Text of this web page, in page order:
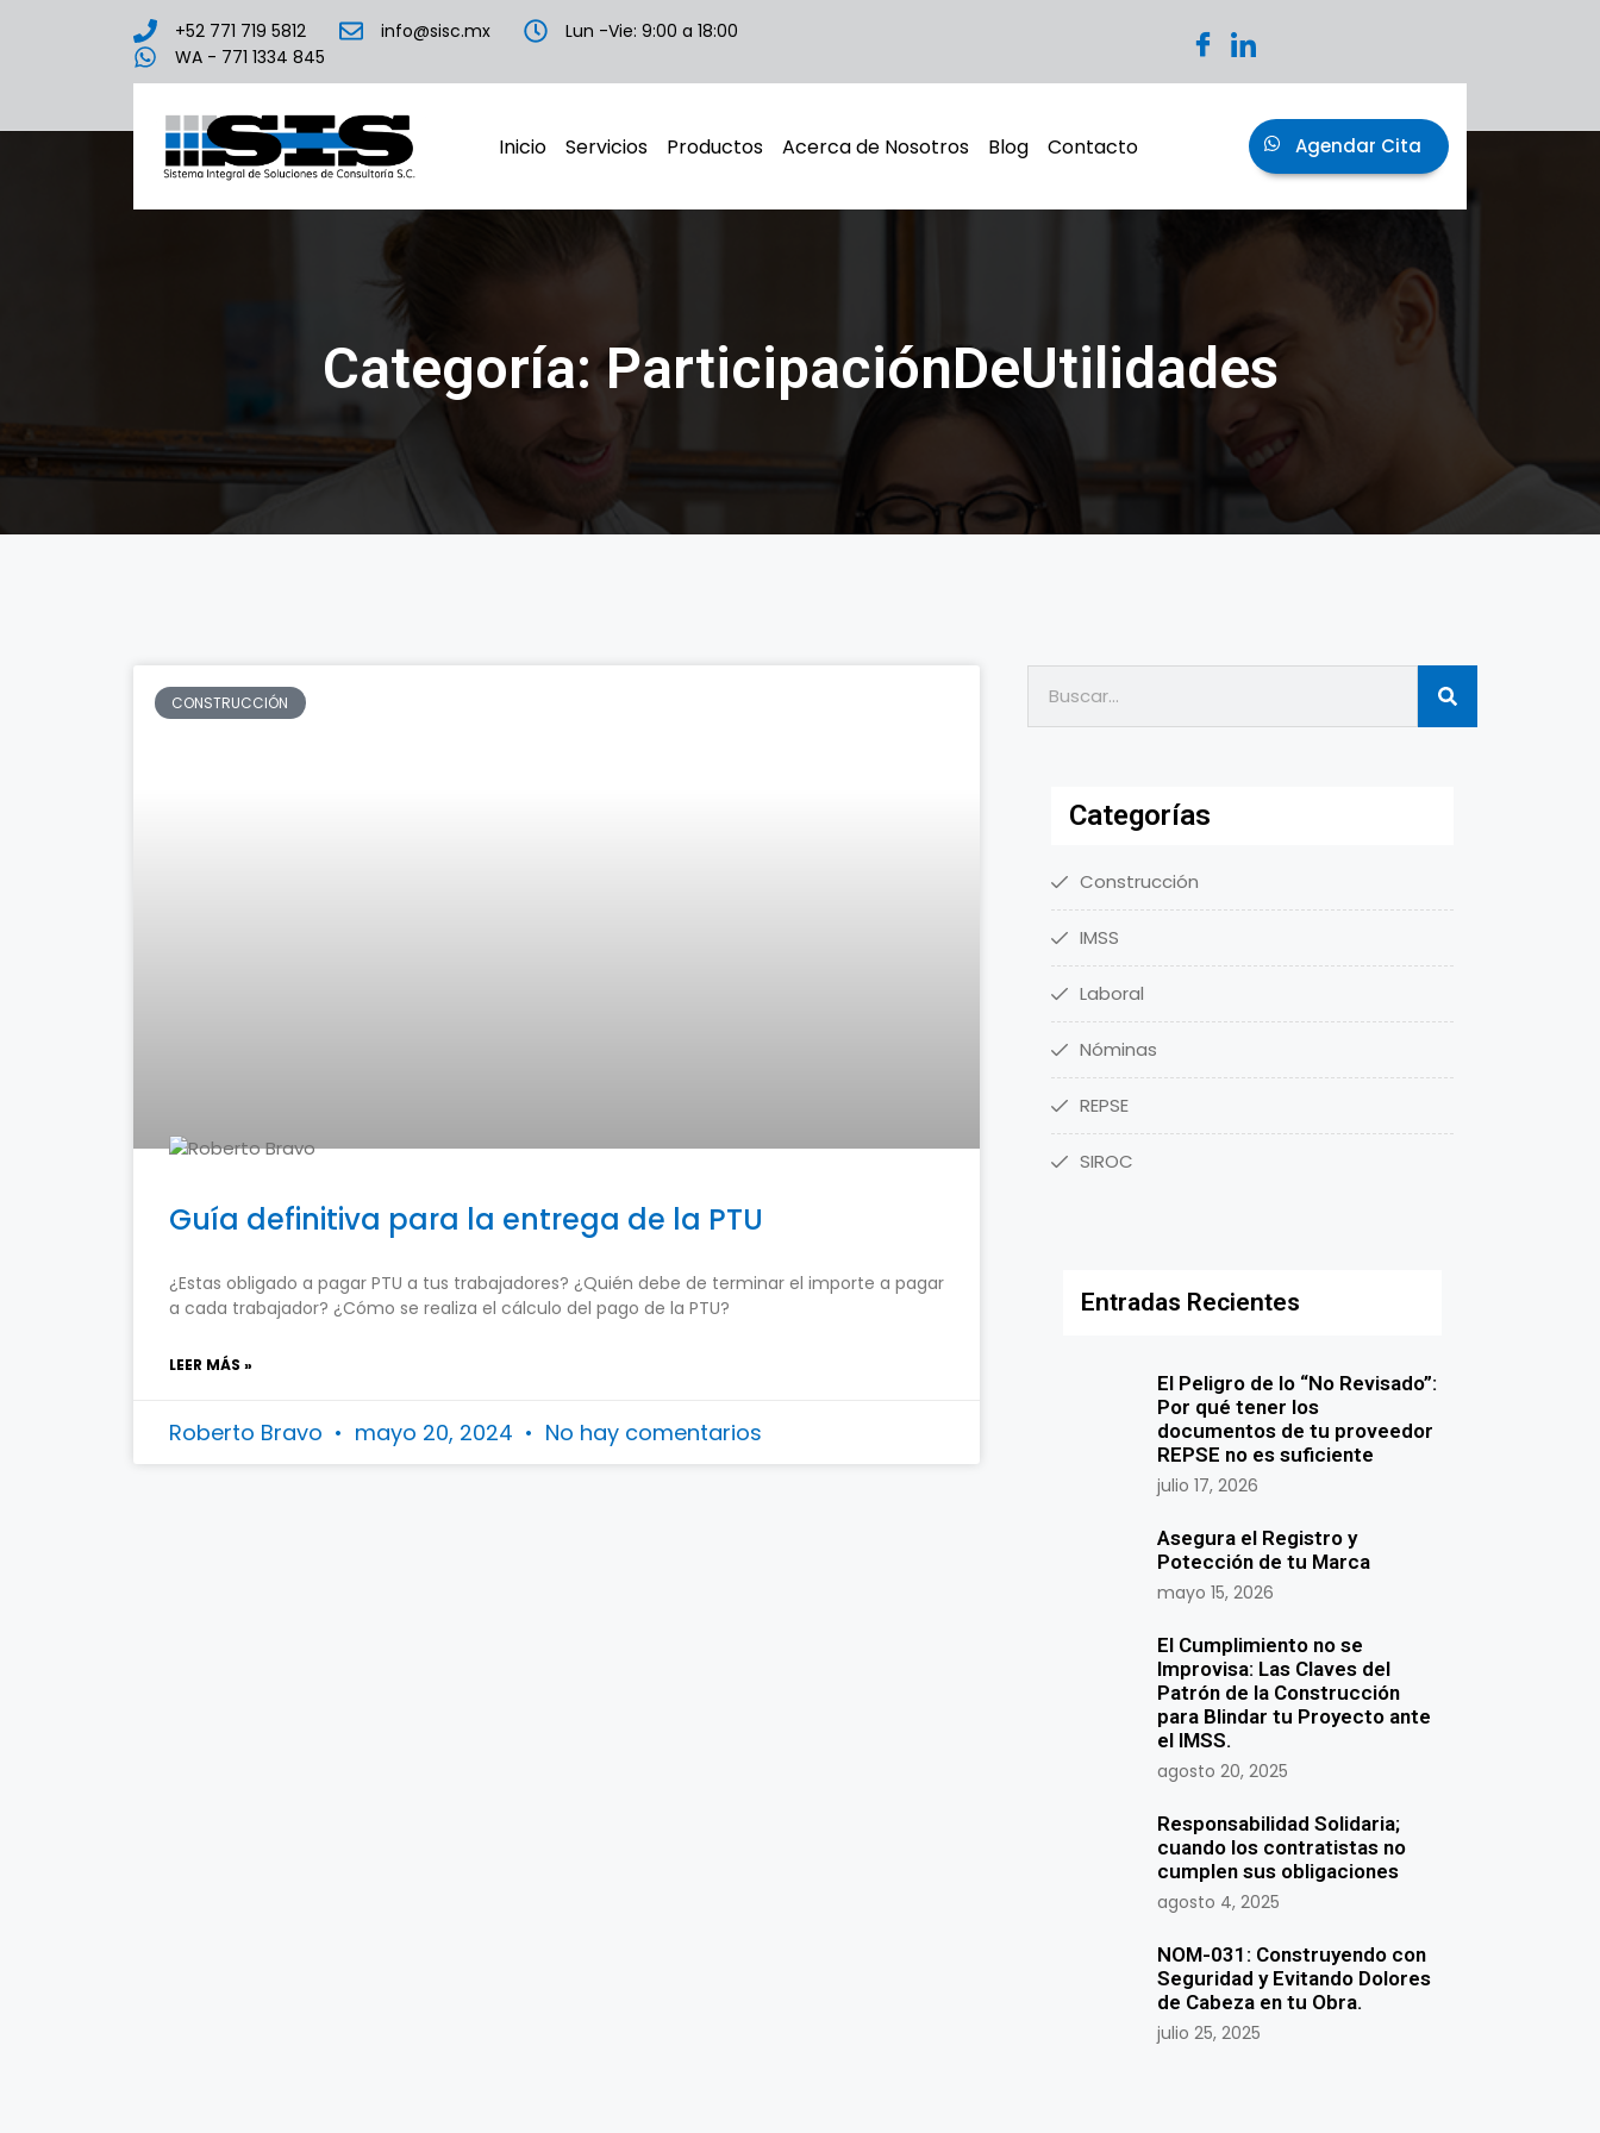
+52 771 719 5812 info@sisc.mx
Lun -Vie: 9:00 a 18:00
WA - 771 1334 845
Inicio Servicios Productos Acerca de Nosotros Blog Contacto Agendar Cita
Categoría: ParticipaciónDeUtilidades
CONSTRUCCIÓN
Guía definitiva para la entrega de la PTU
¿Estas obligado a pagar PTU a tus trabajadores? ¿Quién debe de terminar el importe a pagar
a cada trabajador? ¿Cómo se realiza el cálculo del pago de la PTU?
LEER MÁS »
Roberto Bravo mayo 20, 2024 No hay comentarios
Categorías
Construcción
IMSS
Laboral
Nóminas
REPSE
SIROC
Entradas Recientes
El Peligro de lo “No Revisado”:
Por qué tener los
documentos de tu proveedor
REPSE no es suficiente
julio 17, 2026
Asegura el Registro y
Potección de tu Marca
mayo 15, 2026
El Cumplimiento no se
Improvisa: Las Claves del
Patrón de la Construcción
para Blindar tu Proyecto ante
el IMSS.
agosto 20, 2025
Responsabilidad Solidaria;
cuando los contratistas no
cumplen sus obligaciones
agosto 4, 2025
NOM-031: Construyendo con
Seguridad y Evitando Dolores
de Cabeza en tu Obra.
julio 25, 2025